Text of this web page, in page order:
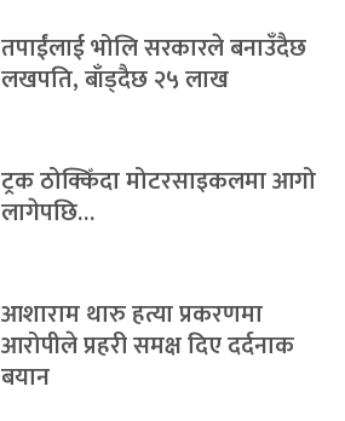
तपाईंलाई भोलि सरकारले बनाउँदैछ
लखपति, बाँड्दैछ २५ लाख
ट्रक ठोक्किँदा मोटरसाइकलमा आगो
लागेपछि…
आशाराम थारु हत्या प्रकरणमा
आरोपीले प्रहरी समक्ष दिए दर्दनाक
बयान